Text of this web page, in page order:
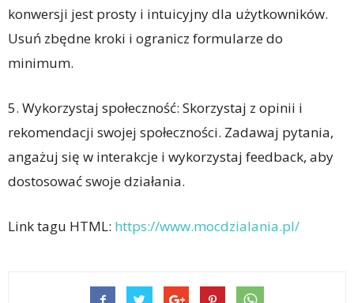
konwersji jest prosty i intuicyjny dla użytkowników.
Usuń zbędne kroki i ogranicz formularze do
minimum.
5. Wykorzystaj społeczność: Skorzystaj z opinii i
rekomendacji swojej społeczności. Zadawaj pytania,
angażuj się w interakcje i wykorzystaj feedback, aby
dostosować swoje działania.
Link tagu HTML: https://www.mocdzialania.pl/